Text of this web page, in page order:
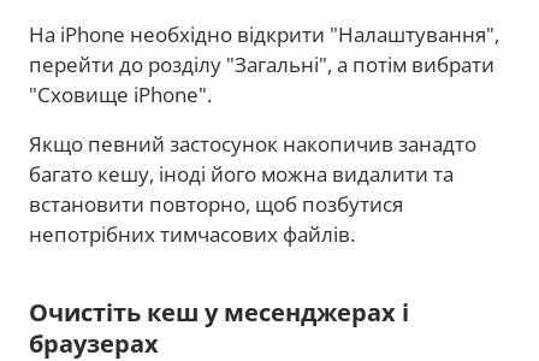
На iPhone необхідно відкрити "Налаштування",
перейти до розділу "Загальні", а потім вибрати
"Сховище iPhone".
Якщо певний застосунок накопичив занадто
багато кешу, іноді його можна видалити та
встановити повторно, щоб позбутися
непотрібних тимчасових файлів.
Очистіть кеш у месенджерах і
браузерах